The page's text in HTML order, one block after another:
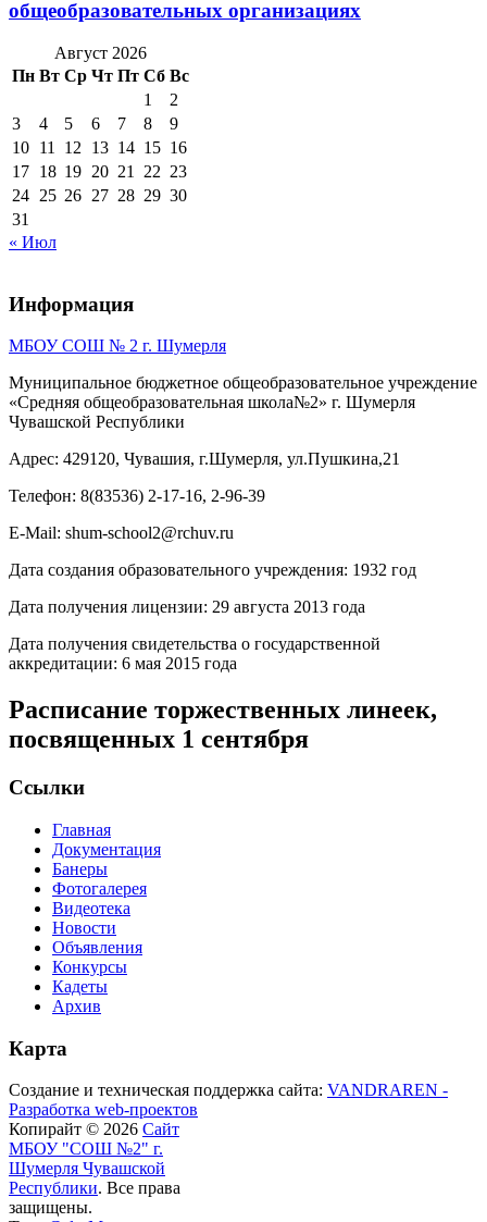
общеобразовательных организациях
Август 2026
Пн Вт Ср Чт Пт Сб Вс
1
2
3
4 5 6 7 8
9
10 11 12 13 14 15 16
17 18 19 20 21 22 23
24 25 26 27 28 29 30
31
« Июл
Информация
МБОУ СОШ № 2 г. Шумерля
Муниципальное бюджетное общеобразовательное учреждение
«Средняя общеобразовательная школа№2» г. Шумерля
Чувашской Республики
Адрес: 429120, Чувашия, г.Шумерля, ул.Пушкина,21
Телефон: 8(83536) 2-17-16, 2-96-39
E-Mail: shum-school2@rchuv.ru
Дата создания образовательного учреждения: 1932 год
Дата получения лицензии: 29 августа 2013 года
Дата получения свидетельства о государственной
аккредитации: 6 мая 2015 года
Расписание торжественных линеек,
посвященных 1 сентября
Ссылки
Главная
Документация
Банеры
Фотогалерея
Видеотека
Новости
Объявления
Конкурсы
Кадеты
Архив
Карта
Создание и техническая поддержка сайта: VANDRAREN -
Разработка web-проектов
Копирайт © 2026 Сайт
МБОУ "СОШ №2" г.
Шумерля Чувашской
Республики. Все права
защищены.